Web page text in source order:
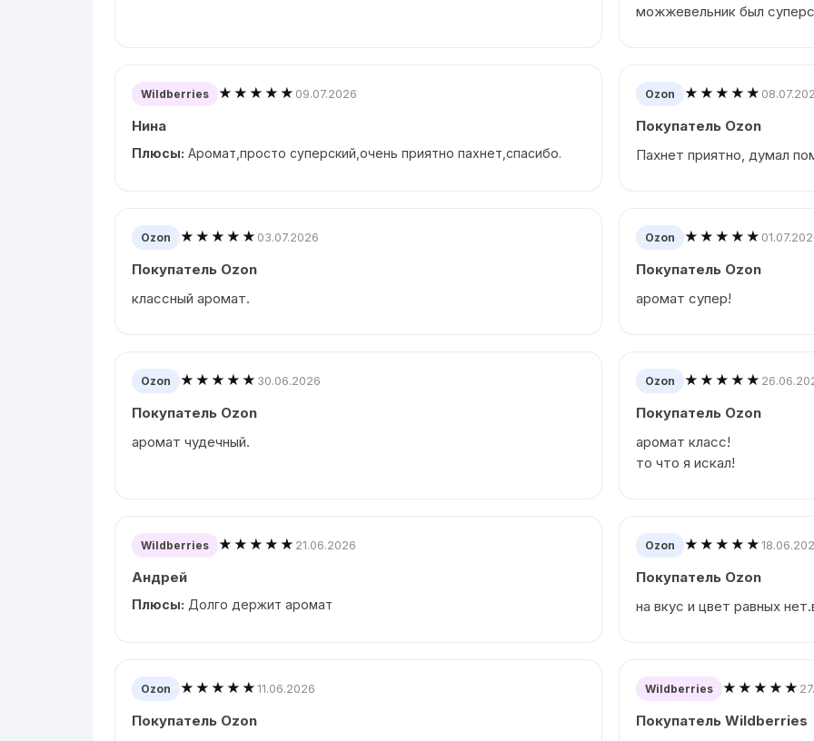
можжевельник был
Wildberries ★★★★★ 09.07.2026
Нина
Плюсы: Аромат,просто суперский,очень приятно пахнет,спасибо.
Ozon ★★★★★
Покупатель Ozon
Пахнет приятно, думал
Ozon ★★★★★ 03.07.2026
Покупатель Ozon
классный аромат.
Ozon ★★★★★
Покупатель Ozon
аромат супер!
Ozon ★★★★★ 30.06.2026
Покупатель Ozon
аромат чудечный.
Ozon ★★★★★
Покупатель Ozon
аромат класс!
то что я искал!
Wildberries ★★★★★ 21.06.2026
Андрей
Плюсы: Долго держит аромат
Ozon ★★★★★
Покупатель Ozon
на вкус и цвет равных
Ozon ★★★★★11.06.2026
Покупатель Ozon
Wildberries ★★★★★
Покупатель Wildberries